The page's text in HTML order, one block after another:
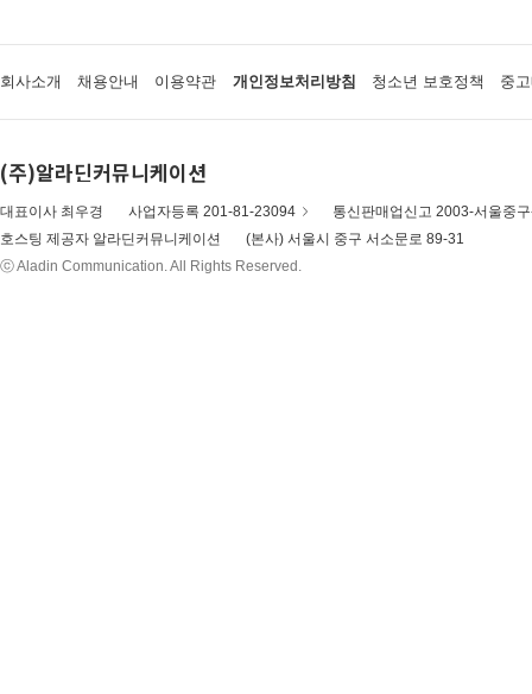
회사소개 채용안내 이용약관 개인정보처리방침 청소년 보호정책 중
(주)알라딘커뮤니케이션
대표이사 최우경 사업자등록 201-81-23094
통신판매업신고 2003-서울중
호스팅 제공자 알라딘커뮤니케이션
(본사) 서울시 중구 서소문로 89-31
ⓒ Aladin Communication. All Rights Reserved.